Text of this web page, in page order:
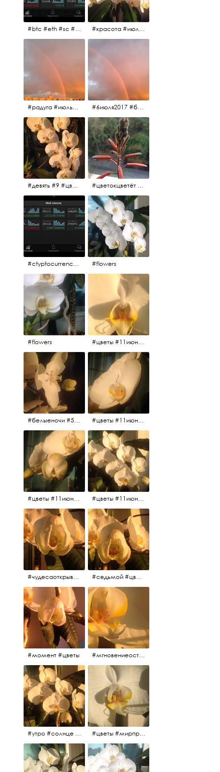
#btc #eth #sc #xrp #etc #maid #sys #naut #strat #pasc #dash #xmr #nxt #usdt #ltc#lsk #zec #str #rep #coin #markets #bitcoin #красота #июльскоеутро
#радуга #июльскоеутро #радугавовсёнебо #6июля2017 #6июля2017 #белыеночи #питерскоеутро #джулаймонинг #июльскоеутро #радугавовсёнебо #радуга #дождик
#девять #9 #цветы #цветокцветёт #flowers
#ctyptocurrency #btc #eth #flowers
#flowers #цветы #11июня2017 #5утра #белыеночи
#белыеночи #5утра #11июня2017 #цветы #цветы #11июня2017 #5утра #белыеночи
#цветы #11июня2017 #цветы #11июня2017
#чудесаоткрываются #красота #чудоприроды #нежность #цветы #прекрасное #седьмой #цветы #жизньналоджии
#момент #цветы #мгновениеостановись #прекрасныймомент #жаждарасцвета
#утро #солнце #белыеночи2017 #санктпетербург #цветы #седьмойпошёл #цветы #мирпрекрасен #пятьутра